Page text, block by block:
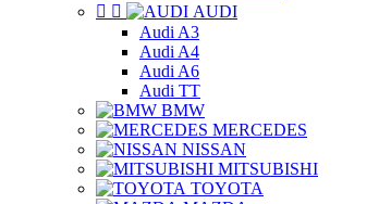
 
AUDI
Audi A3
Audi A4
Audi A6
Audi TT
BMW
MERCEDES
NISSAN
MITSUBISHI
TOYOTA